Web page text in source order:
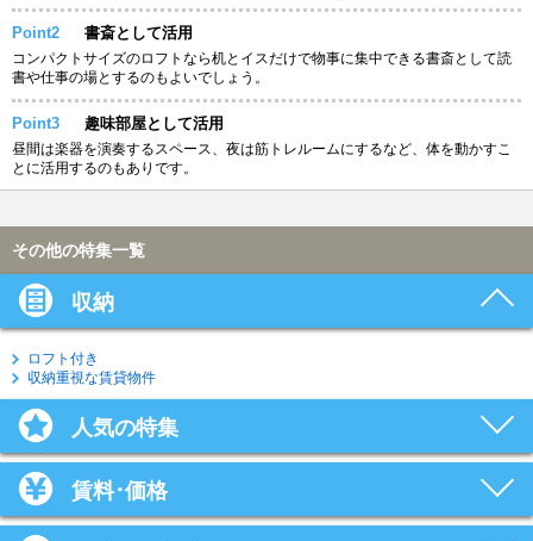
Point2 書斎として活用
コンパクトサイズのロフトなら机とイスだけで物事に集中できる書斎として読
書や仕事の場とするのもよいでしょう。
Point3 趣味部屋として活用
昼間は楽器を演奏するスペース、夜は筋トレルームにするなど、体を動かすこ
とに活用するのもありです。
その他の特集一覧
収納
ロフト付き
収納重視な賃貸物件
人気の特集
賃料･価格